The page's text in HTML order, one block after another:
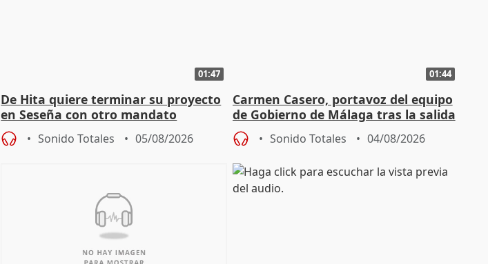
01:47
De Hita quiere terminar su proyecto
en Seseña con otro mandato
Sonido Totales 05/08/2026
01:44
Carmen Casero, portavoz del equipo
de Gobierno de Málaga tras la salida
de Pérez de Siles
Sonido Totales 04/08/2026